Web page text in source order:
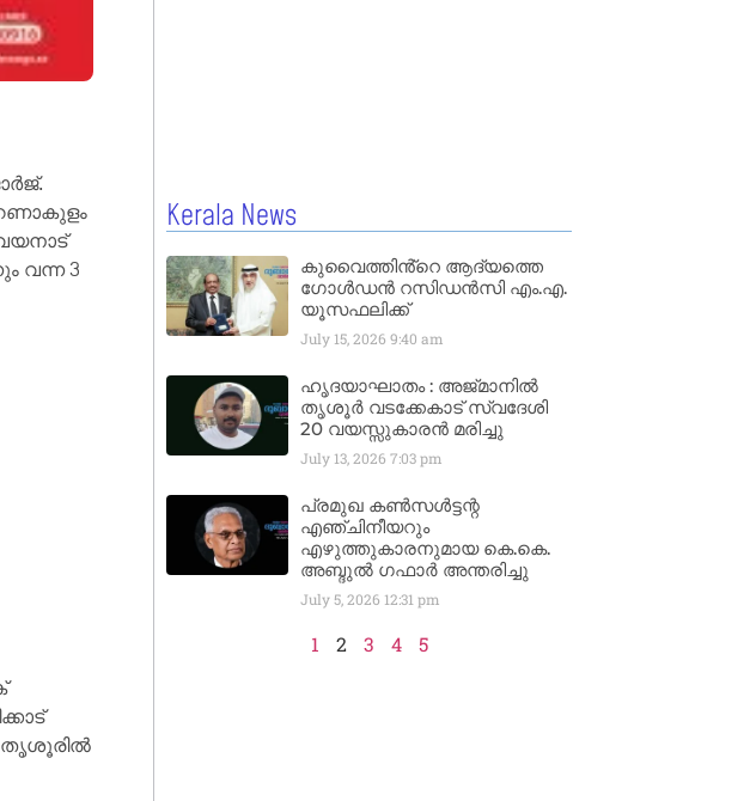
വന്ന 3
തൃശൂരില്‍
Kerala News
കുവൈത്തിൻ്റെ ആദ്യത്തെ
ഗോൾഡൻ റസിഡൻസി എം.എ.
യൂസഫലിക്ക്
July 15, 2026 9:40 am
ഹൃദയാഘാതം : അജ്​മാനിൽ
തൃശൂർ വടക്കേകാട് സ്വദേശി
20 വയസ്സുകാരൻ മരിച്ചു
July 13, 2026 7:03 pm
പ്രമുഖ കൺസൾട്ടന്റ
എഞ്ചിനീയറും
എഴുത്തുകാരനുമായ കെ.കെ.
അബ്ദുൽ ഗഫാർ അന്തരിച്ചു
July 5, 2026 12:31 pm
1 2 3 4 5